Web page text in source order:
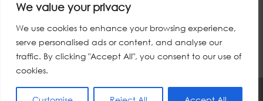
We value your privacy
We use cookies to enhance your browsing experience,
serve personalised ads or content, and analyse our
traffic. By clicking "Accept All", you consent to our use of
cookies.
POLITIQUE DE CONFIDENTIALITÉS